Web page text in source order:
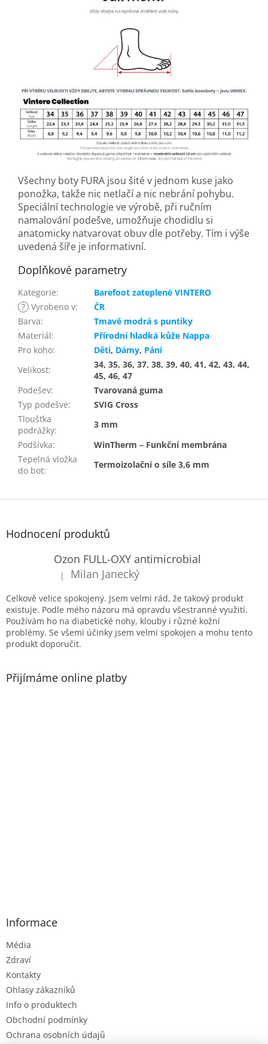
Všechny boty FURA jsou šité v jednom kuse jako
ponožka, takže nic netlačí a nic nebrání pohybu.
Speciální technologie ve výrobě, při ručním
namalování podešve, umožňuje chodidlu si
anatomicky natvarovat obuv dle potřeby. Tím i výše
uvedená šíře je informativní.
Doplňkové parametry
Kategorie:
Barefoot zateplené VINTERO
? Vyrobeno v:
ČR
Barva:
Tmavě modrá s puntíky
Materiál:
Přírodní hladká kůže Nappa
Pro koho: Děti, Dámy, Páni
Velikost:
34, 35, 36, 37, 38, 39, 40, 41, 42, 43, 44,
45, 46, 47
Podešev:
Tvarovaná guma
Typ podešve:
SVIG Cross
Tloušťka
podrážky:
3 mm
Podšívka:
WinTherm – Funkční membrána
Tepelná vložka
do bot:
Termoizolační o síle 3,6 mm
Z
Hodnocení produktů
Ozon FULL-OXY antimicrobial
Hodnocení produktu je 5 z 5 hvězdiček.
| Milan Janecký
Celkově velice spokojený. Jsem velmi rád, že takový produkt
existuje. Podle mého názoru má opravdu všestranné využití.
Používám ho na diabetické nohy, klouby i různé kožní
problémy. Se všemi účinky jsem velmi spokojen a mohu tento
produkt doporučit.
Přijímáme online platby
Informace
Média
Zdraví
Kontakty
Ohlasy zákazníků
Info o produktech
Obchodní podmínky
Ochrana osobních údajů